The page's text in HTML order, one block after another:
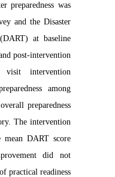
preparedness was
and the Disaster
(DART) at baseline
and post-intervention.
visit intervention
among
preparedness
The intervention
mean DART score
did not
practical readiness.